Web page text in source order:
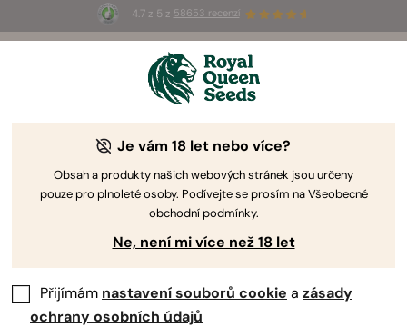
4.7 z 5 z 58653 recenzí
-Pouze po omezenou dobu!
2d 17h 41m 44s
Je vám 18 let nebo více?
Obsah a produkty našich webových stránek jsou určeny
pouze pro plnoleté osoby. Podívejte se prosím na Všeobecné
obchodní podmínky.
Ne, není mi více než 18 let
Přijímám nastavení souborů cookie a zásady
ochrany osobních údajů